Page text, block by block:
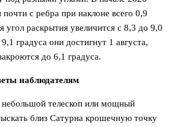
с ребра при наклоне всего 0,9
угол раскрытия увеличится с 8,3 до 9,0
градуса они достигнут 1 августа,
до 6,1 градуса.
наблюдателям
небольшой телескоп или мощный
близ Сатурна крошечную точку